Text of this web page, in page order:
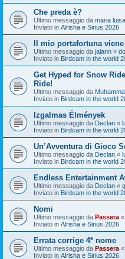
Che preda è?
Ultimo messaggio da maria luisa
Inviato in Alrisha e Sirius 2026
Il mio portafortuna
Ultimo messaggio da jalann «
Inviato in Birdcam in the world
Get Hyped for Snow
Ride!
Ultimo messaggio da
Inviato in Birdcam in the world
Izgalmas Élmények
Ultimo messaggio da Declan «
Inviato in Birdcam in the world
Un’Avventura di Gioco
Ultimo messaggio da Declan «
Inviato in Birdcam in the world
Endless Entertainment
Ultimo messaggio da Declan «
Inviato in Birdcam in the world
Nomi
Ultimo messaggio da Passera «
Inviato in Alrisha e Sirius 2026
Errata corrige 4* nome
Ultimo messaggio da Passera «
Inviato in Alrisha e Sirius 2026